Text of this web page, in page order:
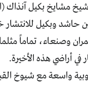
مشايخ بكيل
حاشد وبكيل
وصنعاء، تماماً
في أراضي هذه الأخيرة.
واسعة مع شيوخ